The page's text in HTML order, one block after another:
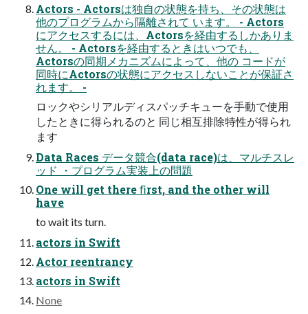
Actors - Actorsは独自の状態を持ち、その状態は
他のプログラムから隔離されて います。 - Actors
にアクセスするには、Actorsを経由するしかありま
せん。 - Actorsを経由するときはいつでも、
Actorsの同期メカニズムによって、他の コードが
同時にActorsの状態にアクセスしないことが保証さ
れます。 -
ロックやシリアルディスパッチキューを手動で使用
したときに得られるのと 同じ相互排除特性が得られ
ます
Data Races データ競合(data race)は、マルチスレ
ッド ・プログラム実装上の問題
One will get there ﬁrst, and the other will
have
to wait its turn.
actors in Swift
Actor reentrancy
actors in Swift
None